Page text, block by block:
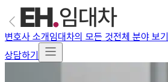
변호사 소개임대차의 모든 것전체 분야 보기
상담하기